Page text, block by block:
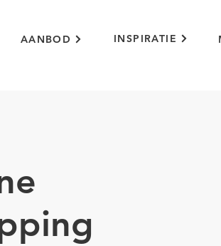
AANBOD INSPIRATIE